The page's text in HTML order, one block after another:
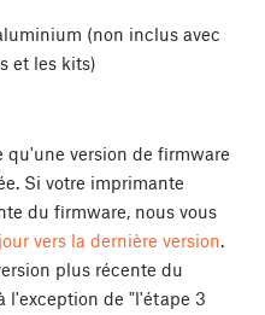
(non inclus avec
et les kits)
qu'une version de firmware
Si votre imprimante
du firmware, nous vous
vers la dernière version.
plus récente du
l'exception de "l'étape 3